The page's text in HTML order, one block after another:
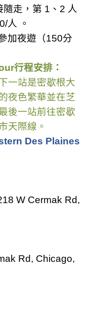
隨走，第 1 、 2 人
人 。
加夜遊（150分
行程安排：
一站是密歇根大
夜色繁華並在芝
後一站前往密歇
天際線。
Des Plaines
W Cermak Rd,
Rd, Chicago,